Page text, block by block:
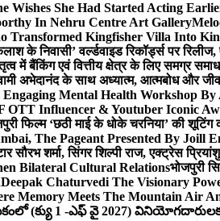
Wishes She Had Started Acting
In Nehru Centre Art Gallery
Transformed Kingfisher Villa Into
के निवासी’ वर्ल्डवाइड रिकॉर्ड्स पर
में बैंकिंग एवं वित्तीय क्षेत्र के लिए समग्र
अभेदानंद के साथ अध्यात्म, आत्मबोध और
Mental Health Workshop
Influencer & Youtuber Iconic
फिल्म ‘छठी माई के धोके चरनिया’ की
The Pageant Presented By Joill
सौरभ शर्मा, सिंगर शिल्पी राज, एक्ट्रेस
Bilateral Cultural Relationsभोजपुरी
Deepak Chaturvedi The Visionary
Memory Meets The Mountain Air
(క్యు 1 -ఎఫ్ వై 2027)